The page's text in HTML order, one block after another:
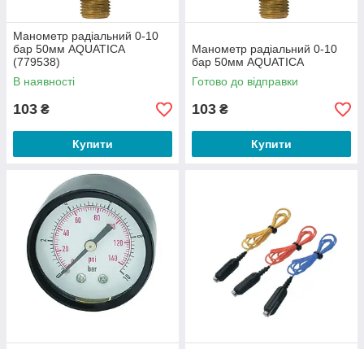
Манометр радіальний 0-10
бар 50мм AQUATICA
(779538)
В наявності
103 ₴
Купити
Манометр радіальний 0-10
бар 50мм AQUATICA
Готово до відправки
103 ₴
Купити